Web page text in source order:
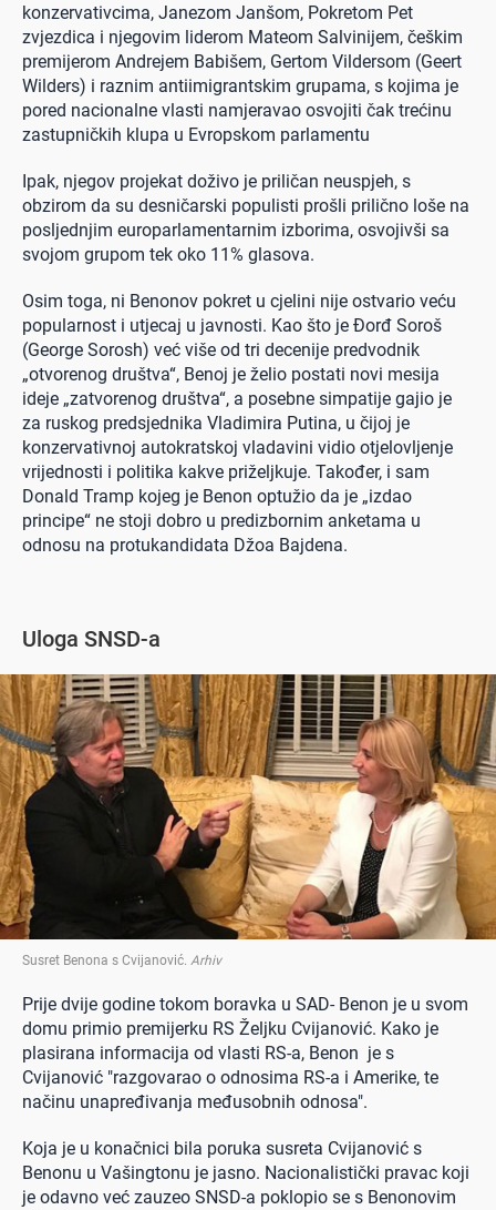
konzervativcima, Janezom Janšom, Pokretom Pet
zvjezdica i njegovim liderom Mateom Salvinijem, češkim
premijerom Andrejem Babišem, Gertom Vildersom (Geert
Wilders) i raznim antiimigrantskim grupama, s kojima je
pored nacionalne vlasti namjeravao osvojiti čak trećinu
zastupničkih klupa u Evropskom parlamentu
Ipak, njegov projekat doživo je priličan neuspjeh, s
obzirom da su desničarski populisti prošli prilično loše na
posljednjim europarlamentarnim izborima, osvojivši sa
svojom grupom tek oko 11% glasova.
Osim toga, ni Benonov pokret u cjelini nije ostvario veću
popularnost i utjecaj u javnosti. Kao što je Đorđ Soroš
(George Sorosh) već više od tri decenije predvodnik
„otvorenog društva“, Benoj je želio postati novi mesija
ideje „zatvorenog društva“, a posebne simpatije gajio je
za ruskog predsjednika Vladimira Putina, u čijoj je
konzervativnoj autokratskoj vladavini vidio otjelovljenje
vrijednosti i politika kakve priželjkuje. Također, i sam
Donald Tramp kojeg je Benon optužio da je „izdao
principe“ ne stoji dobro u predizbornim anketama u
odnosu na protukandidata Džoa Bajdena.
Uloga SNSD-a
Susret Benona s Cvijanović. Arhiv
Prije dvije godine tokom boravka u SAD- Benon je u svom
domu primio premijerku RS Željku Cvijanović. Kako je
plasirana informacija od vlasti RS-a, Benon je s
Cvijanović "razgovarao o odnosima RS-a i Amerike, te
načinu unapređivanja međusobnih odnosa".
Koja je u konačnici bila poruka susreta Cvijanović s
Benonu u Vašingtonu je jasno. Nacionalistički pravac koji
je odavno već zauzeo SNSD-a poklopio se s Benonovim